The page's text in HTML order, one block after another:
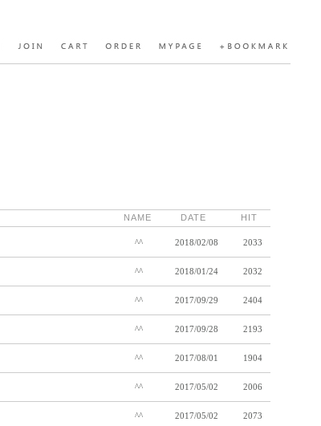
NAME DATE HIT
^^ 2018/02/08 2033
^^ 2018/01/24 2032
^^ 2017/09/29 2404
^^ 2017/09/28 2193
^^ 2017/08/01 1904
^^ 2017/05/02 2006
^^ 2017/05/02 2073